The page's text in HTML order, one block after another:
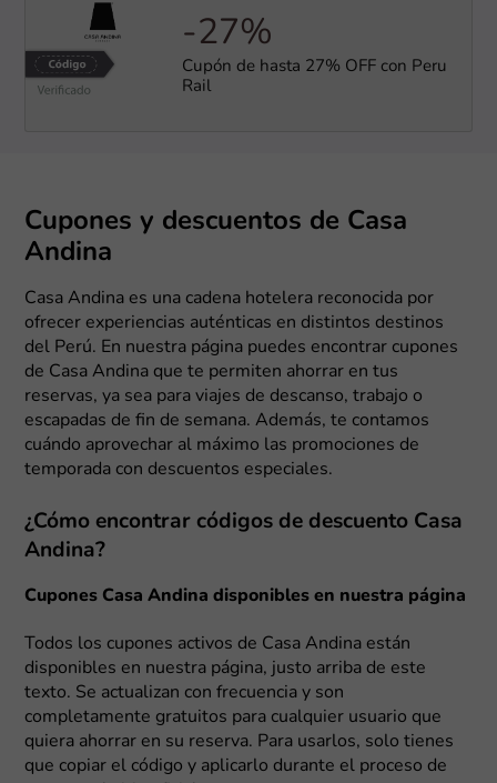
-27%
Cupón de hasta 27% OFF con Peru
Rail
Cupones y descuentos de Casa
Andina
Casa Andina es una cadena hotelera reconocida por
ofrecer experiencias auténticas en distintos destinos
del Perú. En nuestra página puedes encontrar cupones
de Casa Andina que te permiten ahorrar en tus
reservas, ya sea para viajes de descanso, trabajo o
escapadas de fin de semana. Además, te contamos
cuándo aprovechar al máximo las promociones de
temporada con descuentos especiales.
¿Cómo encontrar códigos de descuento Casa
Andina?
Cupones Casa Andina disponibles en nuestra página
Todos los cupones activos de Casa Andina están
disponibles en nuestra página, justo arriba de este
texto. Se actualizan con frecuencia y son
completamente gratuitos para cualquier usuario que
quiera ahorrar en su reserva. Para usarlos, solo tienes
que copiar el código y aplicarlo durante el proceso de